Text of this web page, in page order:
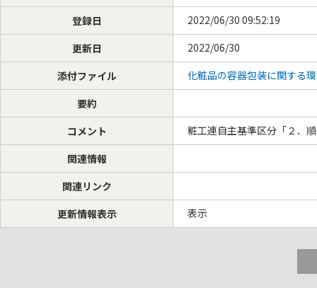
登録日
2022/06/30 09:52:19
更新日
2022/06/30
添付ファイル
化粧品の容器包装に関する
要約
コメント
粧工連自主基準区分「２．
関連情報
関連リンク
更新情報表示
表示